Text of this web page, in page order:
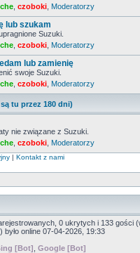
czoboki Moderatorzy
lub szukam
Suzuki.
czoboki Moderatorzy
lub zamienię
swoje Suzuki.
czoboki Moderatorzy
tu przez 180 dni)
nie związane z Suzuki.
czoboki Moderatorzy
| Kontakt z nami
0 ukrytych i 133 gości
) było online 07-04-2026, 19:33
[Bot] Google [Bot]